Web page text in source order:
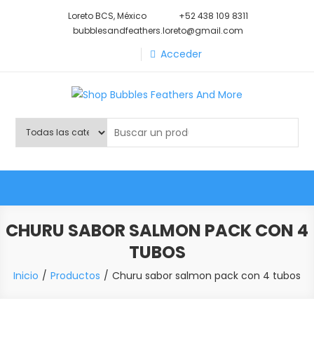
Loreto BCS, México
+52 438 109 8311
bubblesandfeathers.loreto@gmail.com
Acceder
Shop Bubbles Feathers And
More
CHURU SABOR SALMON PACK CON 4
TUBOS
Inicio Productos Churu sabor salmon pack con 4 tubos